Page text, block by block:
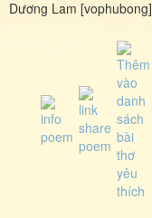
Dương Lam [vophubong]